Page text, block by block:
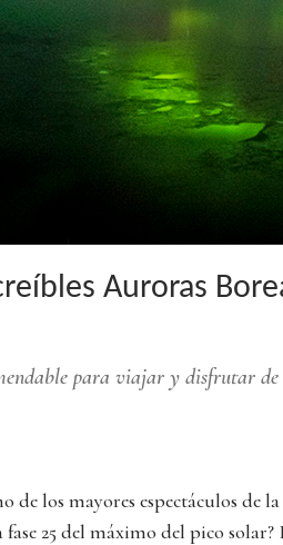
Auroras
para viajar y disfrutar
de los mayores espectáculos
25 del máximo del pico